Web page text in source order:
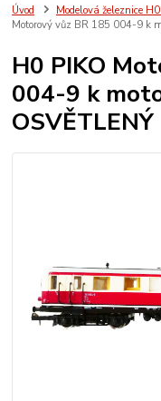
Úvod Modelová železnice
Motorový vůz BR 185 004-9 k
H0 PIKO
004-9 k
OSVĚTLENÝ